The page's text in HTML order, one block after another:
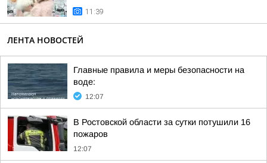
11:39
ЛЕНТА НОВОСТЕЙ
Главные правила и меры безопасности на
воде:
12:07
В Ростовской области за сутки потушили 16
пожаров
12:07